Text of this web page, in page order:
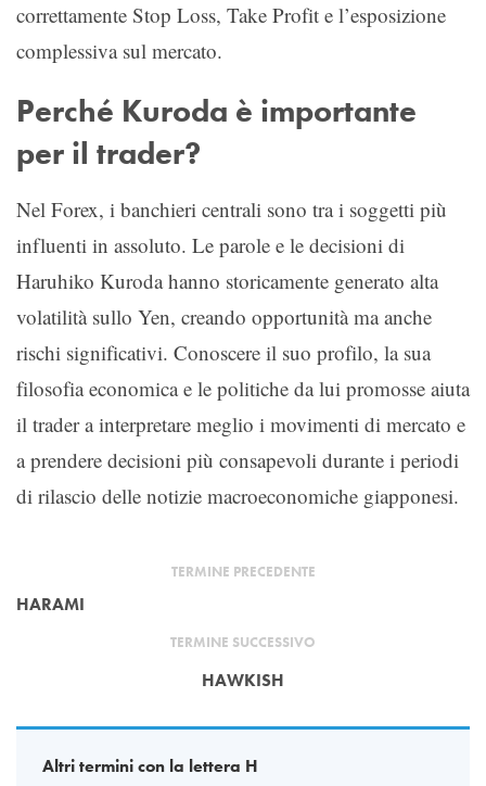
correttamente Stop Loss, Take Profit e l’esposizione
complessiva sul mercato.
Perché Kuroda è importante
per il trader?
Nel Forex, i banchieri centrali sono tra i soggetti più
influenti in assoluto. Le parole e le decisioni di
Haruhiko Kuroda hanno storicamente generato alta
volatilità sullo Yen, creando opportunità ma anche
rischi significativi. Conoscere il suo profilo, la sua
filosofia economica e le politiche da lui promosse aiuta
il trader a interpretare meglio i movimenti di mercato e
a prendere decisioni più consapevoli durante i periodi
di rilascio delle notizie macroeconomiche giapponesi.
TERMINE PRECEDENTE
HARAMI
TERMINE SUCCESSIVO
HAWKISH
Altri termini con la lettera H